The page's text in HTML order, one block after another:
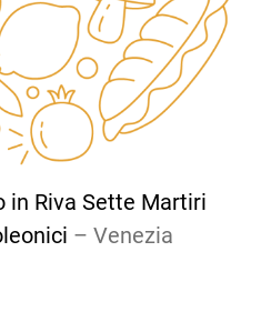
in Riva Sette Martiri
– Venezia